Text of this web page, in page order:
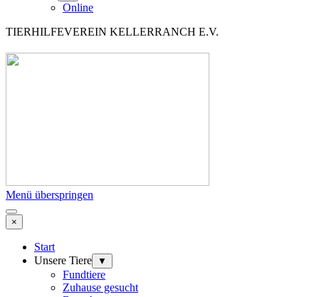
Online
TIERHILFEVEREIN KELLERRANCH E.V.
Menü überspringen
×
Start
Unsere Tiere
▼
Fundtiere
Zuhause gesucht